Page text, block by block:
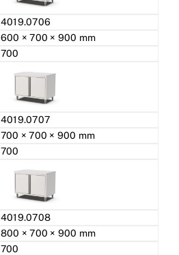
4019.0706
600 × 700 × 900 mm
700
4019.0707
700 × 700 × 900 mm
700
4019.0708
800 × 700 × 900 mm
700